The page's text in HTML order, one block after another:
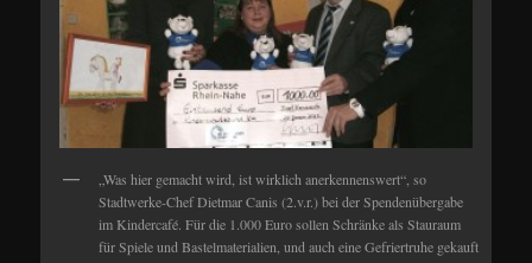
„Was hier gemacht wird, ist wirklich anerkennenswert“, so
Stadtwerke-Chef Dietmar Canis (2.v.r.) bei der Spendenübergabe
im Kindercafé. Für die 1.000 Euro sollen Schränke als Stauraum
für Spiele und Bastelmaterialien, und auch eine Gefriertruhe gekauft